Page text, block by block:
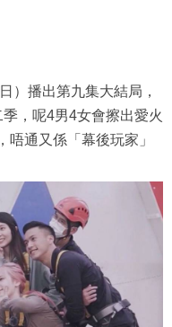
）播出第九集大結局，
，呢4男4女會擦出愛火
通又係「幕後玩家」